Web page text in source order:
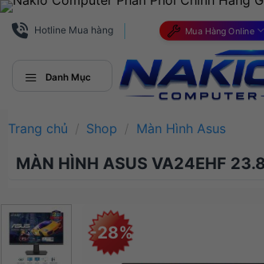
Bỏ
qua
Hotline Mua hàng Mua Hàng Online
Danh Mục
Trang chủ / Shop / Màn Hình Asus
MÀN HÌNH ASUS VA24EHF
-28%